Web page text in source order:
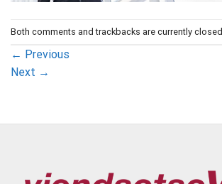
Both comments and trackbacks are currently closed.
← Previous
Next →